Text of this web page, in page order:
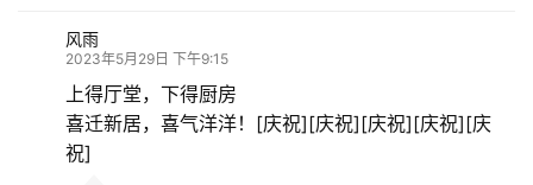
风雨
2023年5月29日 下午9:15
上得厅堂，下得厨房
喜迁新居，喜气洋洋！[庆祝][庆祝][庆祝][庆祝][庆
祝]